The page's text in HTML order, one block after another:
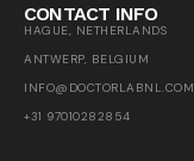
CONTACT INFO
HAGUE, NETHERLANDS
ANTWERP, BELGIUM
INFO@DOCTORLABNL.COM
+31 97010282854